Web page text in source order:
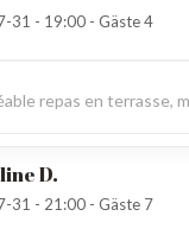
31 - 19:00 - Gäste 4
repas en terrasse,
D
31 - 21:00 - Gäste 7